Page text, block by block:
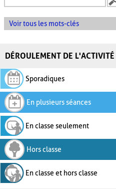
Voir tous les mots-clés
DÉROULEMENT DE L'ACTIVITÉ
Sporadiques
En plusieurs séances
En classe seulement
Hors classe
En classe et hors classe